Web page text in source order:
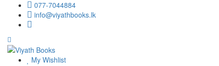
077-7044884
info@viyathbooks.lk
My Wishlist